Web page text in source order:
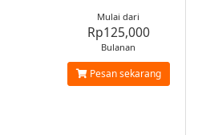
Mulai dari
Rp125,000
Bulanan
Pesan sekarang